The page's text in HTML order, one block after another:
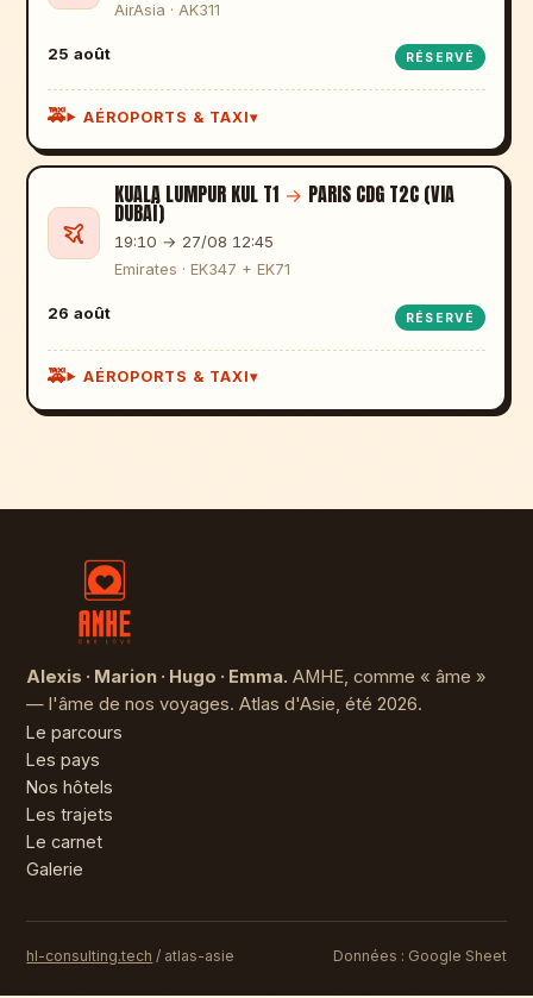
AirAsia · AK311
25 août RÉSERVÉ
AÉROPORTS & TAXI
KUALA LUMPUR KUL T1 → PARIS CDG T2C (VIA
DUBAÏ)
19:10 → 27/08 12:45
Emirates · EK347 + EK71
26 août RÉSERVÉ
AÉROPORTS & TAXI
Alexis · Marion · Hugo · Emma. AMHE, comme « âme »
— l'âme de nos voyages. Atlas d'Asie, été 2026.
Le parcours
Les pays
Nos hôtels
Les trajets
Le carnet
Galerie
hl-consulting.tech / atlas-asie Données : Google Sheet